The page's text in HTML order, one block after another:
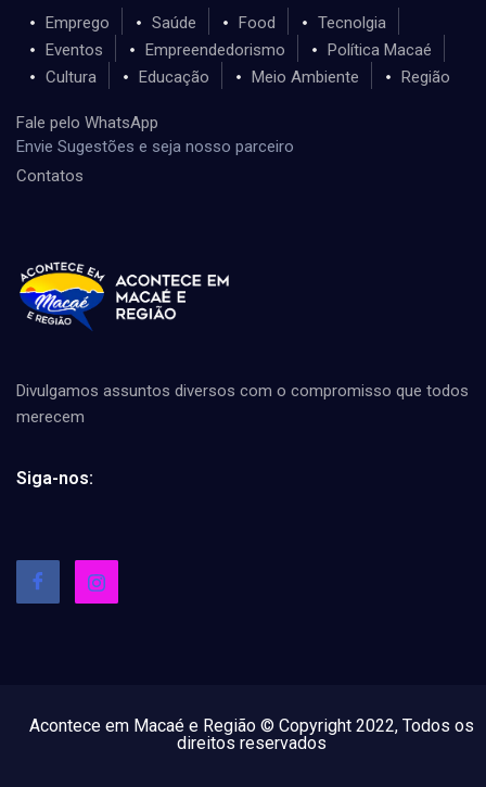
Emprego Saúde Food
Tecnolgia
Eventos
Empreendedorismo
Política Macaé
Cultura
Educação Meio Ambiente Região
Fale pelo WhatsApp
Envie Sugestões e seja nosso parceiro
Contatos
Divulgamos assuntos diversos com o compromisso que todos
merecem
Siga-nos:
Acontece em Macaé e Região © Copyright 2022, Todos os
direitos reservados